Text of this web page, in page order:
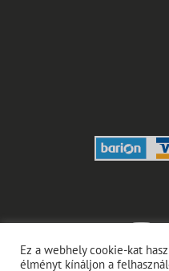
Ez a webhely cookie-kat
élményt kínáljon a